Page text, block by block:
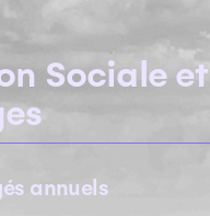
Sociale et
annuels